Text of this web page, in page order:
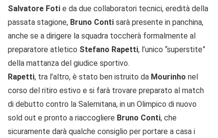
Salvatore Foti e da due collaboratori tecnici, eredità della
passata stagione, Bruno Conti sarà presente in panchina,
anche se a dirigere la squadra toccherà formalmente al
preparatore atletico Stefano Rapetti, l’unico “superstite”
della mattanza del giudice sportivo.
Rapetti, tra l’altro, è stato ben istruito da Mourinho nel
corso del ritiro estivo e si farà trovare preparato al match
di debutto contro la Salernitana, in un Olimpico di nuovo
sold out e pronto a riaccogliere Bruno Conti, che
sicuramente darà qualche consiglio per portare a casa i